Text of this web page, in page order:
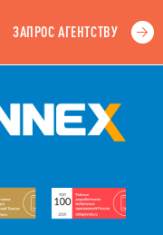
ЗАПРОС АГЕНТСТВУ